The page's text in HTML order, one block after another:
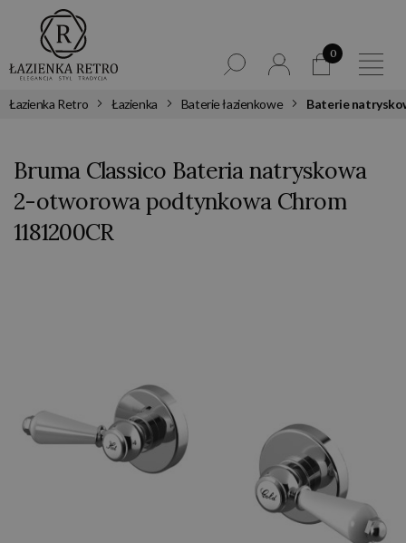
0
Łazienka Retro Łazienka Baterie łazienkowe Baterie
Bruma Classico Bateria natryskowa
2-otworowa podtynkowa Chrom
1181200CR